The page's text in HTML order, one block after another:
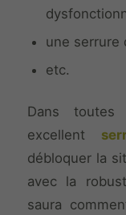
une serrure
etc.
Dans
excellent
débloquer la
avec la
saura